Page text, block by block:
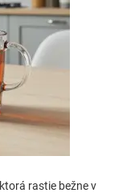
rastie bežne v